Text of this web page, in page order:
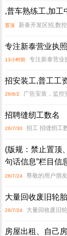
夜班2 天休息)一个月
,普车熟练工,加工
置顶 新泰开发区招,数
专注新泰营业执
13小时前 专注新泰营业
招安装工,普工工
26/8/2 广告安装，监控
招聘缝纫工数名
26/7/30 招工 招缝纫工
65484846(同微信)
(版规：禁止置顶
句话信息”栏目信
26/7/24 尊敬的用户朋
1、内容简洁明快 请确
大量回收废旧轮
26/7/24 大量回收废旧
房屋出租、自己